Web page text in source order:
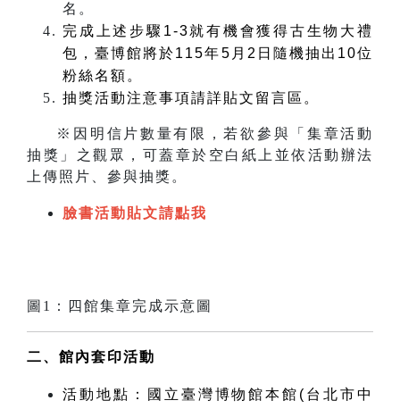
名。
完成上述步驟 1-3就有機會獲得古生物大禮
包，臺博館將於115年5 月 2 日隨機抽出 10位
粉絲名額。
抽獎活動注意事項請詳貼文留言區。
※因明信片數量有限，若欲參與「集章活動
抽獎」之觀眾，可蓋章於空白紙上並依活動辦法
上傳照片、參與抽獎。
臉書活動貼文請點我
圖1：四館集章完成示意圖
二、館內套印活動
活動地點：國立臺灣博物館本館 (台北市中